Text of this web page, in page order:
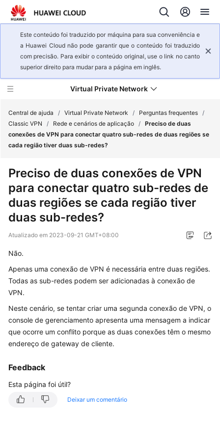
Este conteúdo foi traduzido por máquina para sua conveniência e
a Huawei Cloud não pode garantir que o conteúdo foi traduzido
com precisão. Para exibir o conteúdo original, use o link no canto
superior direito para mudar para a página em inglês.
Virtual Private Network
Visão
serviço
Primeiros
passos
Guia
usuário
Perguntas
Perguntas
populares
Consultoria
e
cenários
Central de ajuda / Virtual Private Network / Perguntas frequentes /
Classic VPN
/ Rede e cenários de aplicação / Preciso de duas
conexões de VPN para conectar quatro sub-redes de duas regiões se
cada região tiver duas sub-redes?
Preciso de duas conexões de VPN
para conectar quatro sub-redes de
duas regiões se cada região tiver
duas sub-redes?
Atualizado em 2023-09-21 GMT+08:00
Não.
Apenas uma conexão de VPN é necessária entre duas regiões.
Todas as sub-redes podem ser adicionadas à conexão de
VPN.
Neste cenário, se tentar criar uma segunda conexão de VPN, o
console de gerenciamento apresenta uma mensagem a indicar
que ocorre um conflito porque as duas conexões têm o mesmo
endereço de gateway de cliente.
Feedback
Esta página foi útil?
Deixar um comentário